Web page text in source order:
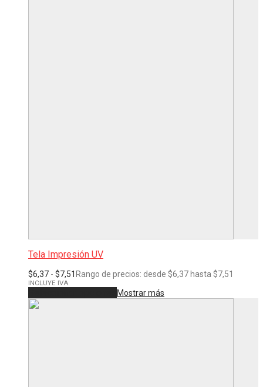
Tela Impresión UV
$6,37 - $7,51 Rango de precios: desde $6,37 hasta $7,51
INCLUYE IVA
Mostrar más